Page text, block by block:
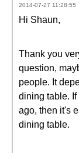
2014-07-27 11:28:55
Hi Shaun,
Thank you
question,
people. It
dining table. If
ago, then it's
dining table.